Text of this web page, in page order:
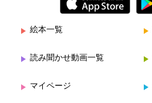
絵本一覧
読み聞かせ動画一覧
マイページ